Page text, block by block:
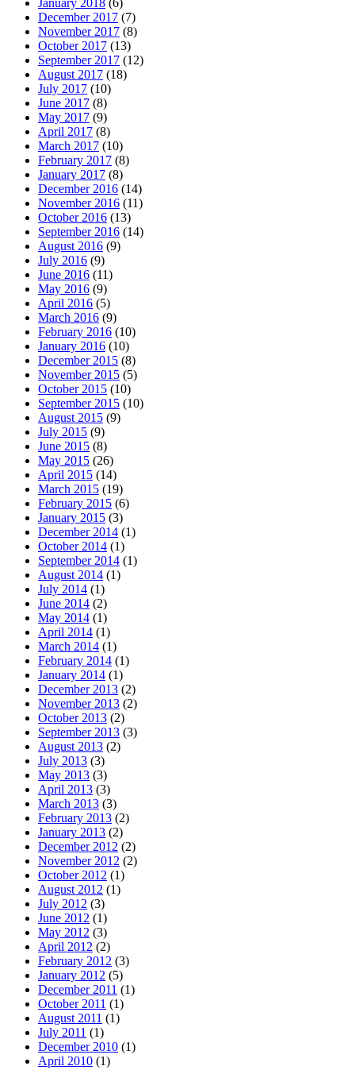
January 2018 (6)
December 2017 (7)
November 2017 (8)
October 2017 (13)
September 2017 (12)
August 2017 (18)
July 2017 (10)
June 2017 (8)
May 2017 (9)
April 2017 (8)
March 2017 (10)
February 2017 (8)
January 2017 (8)
December 2016 (14)
November 2016 (11)
October 2016 (13)
September 2016 (14)
August 2016 (9)
July 2016 (9)
June 2016 (11)
May 2016 (9)
April 2016 (5)
March 2016 (9)
February 2016 (10)
January 2016 (10)
December 2015 (8)
November 2015 (5)
October 2015 (10)
September 2015 (10)
August 2015 (9)
July 2015 (9)
June 2015 (8)
May 2015 (26)
April 2015 (14)
March 2015 (19)
February 2015 (6)
January 2015 (3)
December 2014 (1)
October 2014 (1)
September 2014 (1)
August 2014 (1)
July 2014 (1)
June 2014 (2)
May 2014 (1)
April 2014 (1)
March 2014 (1)
February 2014 (1)
January 2014 (1)
December 2013 (2)
November 2013 (2)
October 2013 (2)
September 2013 (3)
August 2013 (2)
July 2013 (3)
May 2013 (3)
April 2013 (3)
March 2013 (3)
February 2013 (2)
January 2013 (2)
December 2012 (2)
November 2012 (2)
October 2012 (1)
August 2012 (1)
July 2012 (3)
June 2012 (1)
May 2012 (3)
April 2012 (2)
February 2012 (3)
January 2012 (5)
December 2011 (1)
October 2011 (1)
August 2011 (1)
July 2011 (1)
December 2010 (1)
April 2010 (1)